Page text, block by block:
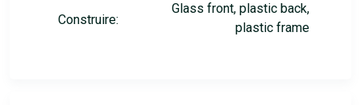
Construire:
Glass front, plastic back,
plastic frame